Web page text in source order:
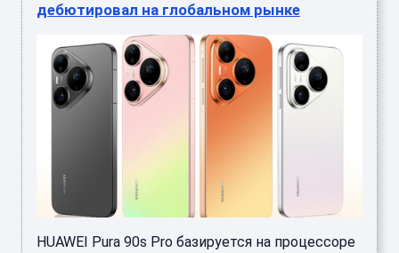
дебютировал на глобальном рынке
HUAWEI Pura 90s Pro базируется на процессоре